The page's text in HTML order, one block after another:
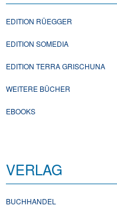
EDITION RÜEGGER
EDITION SOMEDIA
EDITION TERRA GRISCHUNA
WEITERE BÜCHER
EBOOKS
VERLAG
BUCHHANDEL